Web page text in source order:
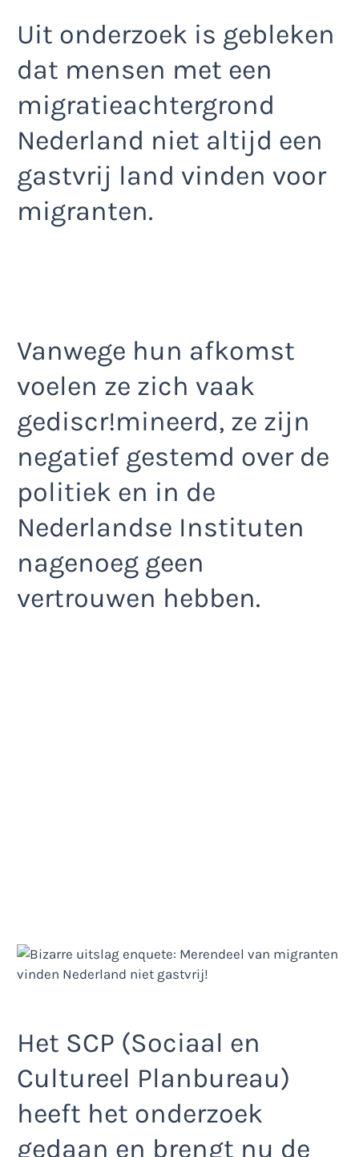
Uit onderzoek is gebleken
dat mensen met een
migratieachtergrond
Nederland niet altijd een
gastvrij land vinden voor
migranten.
Vanwege hun afkomst
voelen ze zich vaak
gediscr!mineerd, ze zijn
negatief gestemd over de
politiek en in de
Nederlandse Instituten
nagenoeg geen
vertrouwen hebben.
Het SCP (Sociaal en
Cultureel Planbureau)
heeft het onderzoek
gedaan en brengt nu de